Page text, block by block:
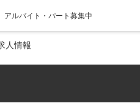
アルバイト・パート募集中
人情報